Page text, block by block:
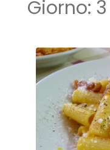
Giorno: